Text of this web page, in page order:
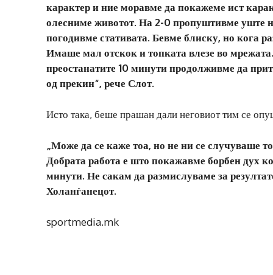
карактер и ние моравме да покажеме ист
олесниме животот. На 2-0 пропуштивме уште
погодивме стативата. Бевме блиску, но кога
Имаше мал отскок и топката влезе во
преостанатите 10 минути продолживме да
од прекин“, рече Слот.
Исто така, беше прашан дали неговиот тим се
„Може да се каже тоа, но не ни се случуваше
Добрата работа е што покажавме борбен дух
минути. Не сакам да размислуваме за
Холанѓанецот.
sportmedia.mk